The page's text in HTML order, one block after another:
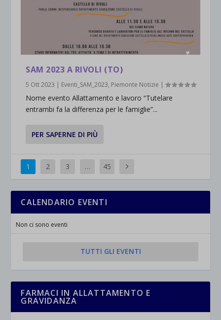
SAM 2023 A RIVOLI (TO)
5 Ott 2023 | Eventi_SAM_2023, Piemonte Notizie |
Nome evento Allattamento e lavoro “Tutelare
entrambi fa la differenza per le famiglie”...
PER SAPERNE DI PIÙ
1 2 3 … 45
CALENDARIO EVENTI
Non ci sono eventi
TUTTI GLI EVENTI
FARMACI IN ALLATTAMENTO E
GRAVIDANZA